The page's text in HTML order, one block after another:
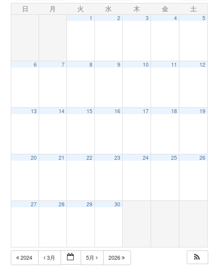
i
日 月 火 水 木 金 土
1 2 3 4 5
6 7 8 9 10 11 12
13 14 15 16 17 18 19
20 21 22 23 24 25 26
27 28 29 30
2024 3月 5月 2026